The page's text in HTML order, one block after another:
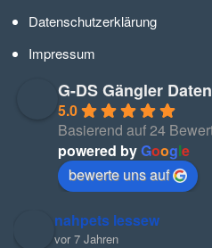
Datenschutzerklärung
Impressum
G-DS Gängler
5.0
Basierend auf 24
powered byGoogle
bewerte uns auf
nahpets lessew
vor 7 Jahren